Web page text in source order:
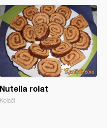
Nutella rolat
Kolači